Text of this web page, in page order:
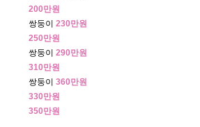
200만원
쌍둥이 230만원
250만원
쌍둥이 290만원
310만원
쌍둥이 360만원
330만원
350만원